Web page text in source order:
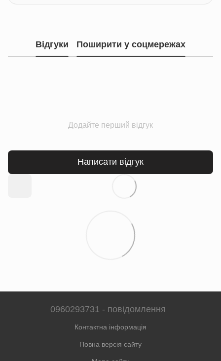
Відгуки Поширити у соцмережах
Додайте перший відгук
Написати відгук
0960293731 - повідомлення
Контактна інформація
Повна версія сайту